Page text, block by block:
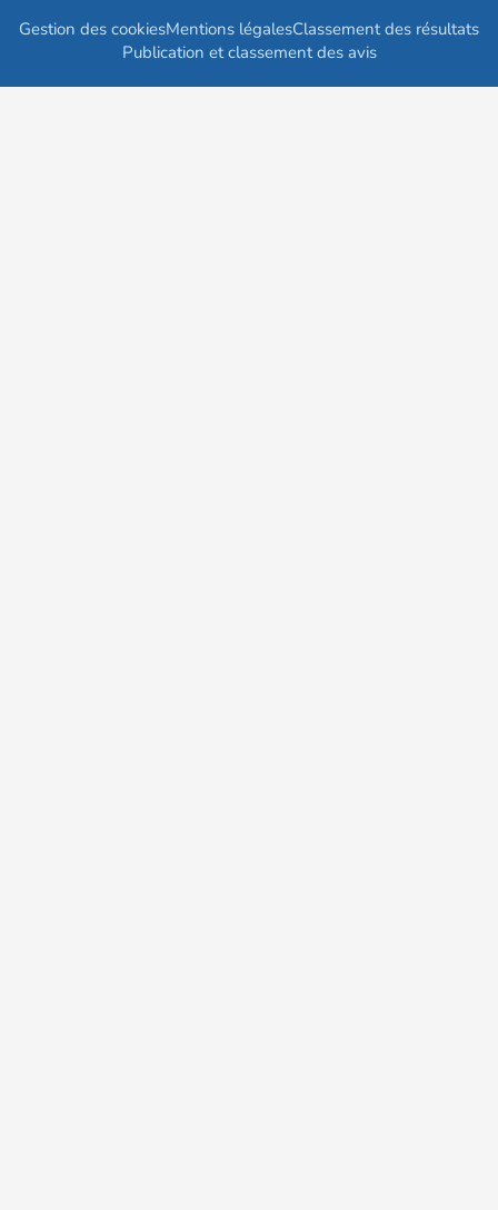
Gestion des cookiesMentions légalesClassement des résultats
Publication et classement des avis